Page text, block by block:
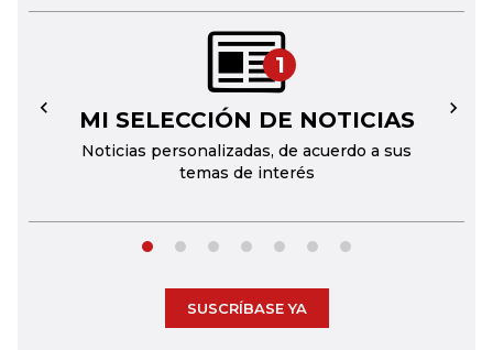
1
MI SELECCIÓN DE NOTICIAS
Noticias personalizadas, de acuerdo a sus
temas de interés
← →
SUSCRÍBASE YA